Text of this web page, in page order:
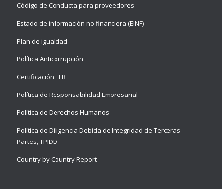
Código de Conducta para proveedores
Estado de información no financiera (EINF)
Plan de igualdad
Política Anticorrupción
Certificación EFR
Política de Responsabilidad Empresarial
Política de Derechos Humanos
Política de Diligencia Debida de Integridad de Terceras
Partes, TPIDD
Country by Country Report